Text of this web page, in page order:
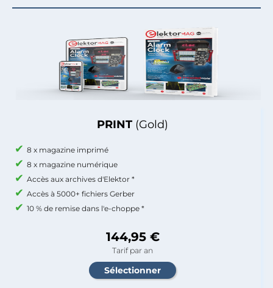
PRINT (Gold)
8 x magazine imprimé
8 x magazine numérique
Accès aux archives d'Elektor *
Accès à 5000+ fichiers Gerber
10 % de remise dans l'e-choppe *
144,95 €
Tarif par an